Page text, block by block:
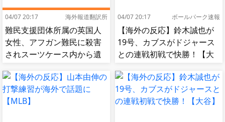
04/07 20:17 海外報道翻訳所
難民支援団体所属の英国人
女性、アフガン難民に殺害
されスーツケース内から遺
応]
04/07 20:17 ボールパーク速報
【海外の反応】鈴木誠也が
19号、カブスがドジャース
との連戦初戦で快勝！【大